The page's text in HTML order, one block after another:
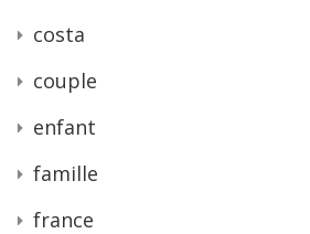
costa
couple
enfant
famille
france